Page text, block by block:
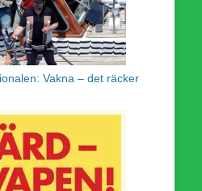
Vakna – det räcker